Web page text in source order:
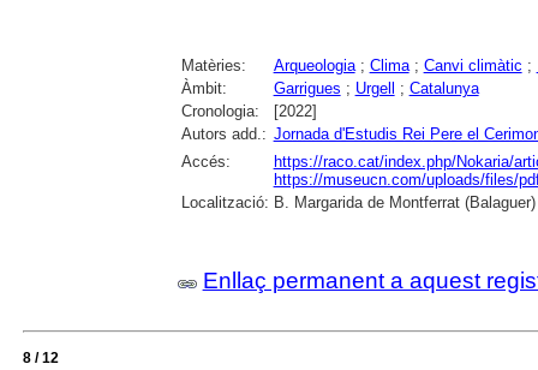
Matèries: Arqueologia; Clima; Canvi climàtic ;
Àmbit:
Garrigues ; Urgell ; Catalunya
Cronologia:
[2022]
Autors add.: Jornada d'Estudis Rei Pere el
Accés:
https://raco.cat/index.php/Nokaria/
https://museucn.com/uploads/files/
Localització: B. Margarida de Montferrat (Balaguer)
Enllaç permanent a aquest
8 / 12